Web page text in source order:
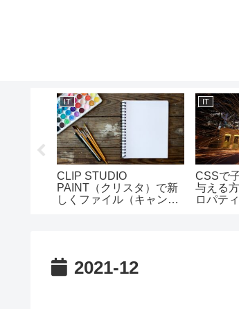
IT
CLIP STUDIO
PAINT（クリスタ）で新
しくファイル（キャンバ
IT
CSSで
与える
ロパテ
2021-12